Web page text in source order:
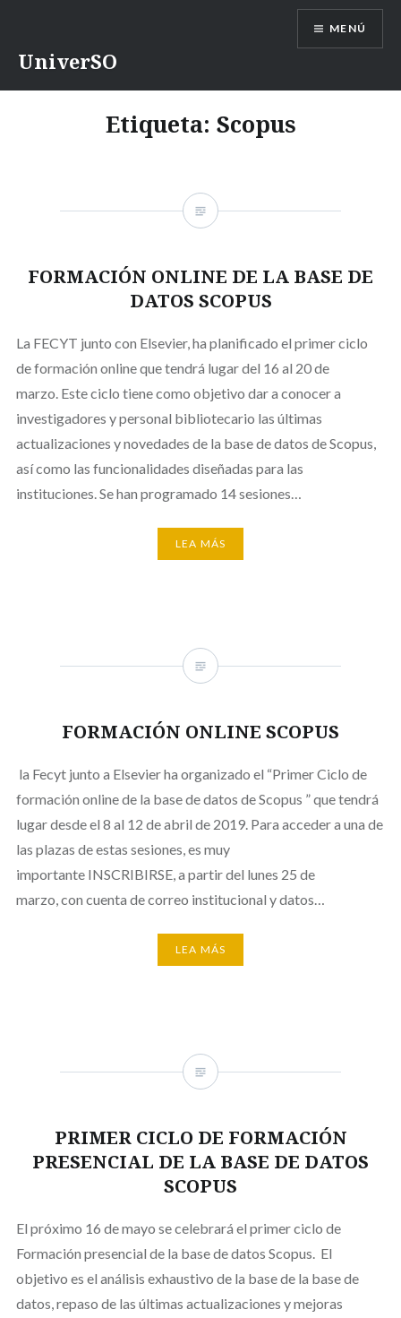
UniverSO
MENÚ
Etiqueta: Scopus
FORMACIÓN ONLINE DE LA BASE DE
DATOS SCOPUS
La FECYT junto con Elsevier, ha planificado el primer ciclo
de formación online que tendrá lugar del 16 al 20 de
marzo. Este ciclo tiene como objetivo dar a conocer a
investigadores y personal bibliotecario las últimas
actualizaciones y novedades de la base de datos de Scopus,
así como las funcionalidades diseñadas para las
instituciones. Se han programado 14 sesiones…
LEA MÁS
FORMACIÓN ONLINE SCOPUS
la Fecyt junto a Elsevier ha organizado el “Primer Ciclo de
formación online de la base de datos de Scopus ” que tendrá
lugar desde el 8 al 12 de abril de 2019. Para acceder a una de
las plazas de estas sesiones, es muy
importante INSCRIBIRSE, a partir del lunes 25 de
marzo, con cuenta de correo institucional y datos…
LEA MÁS
PRIMER CICLO DE FORMACIÓN
PRESENCIAL DE LA BASE DE DATOS
SCOPUS
El próximo 16 de mayo se celebrará el primer ciclo de
Formación presencial de la base de datos Scopus. El
objetivo es el análisis exhaustivo de la base de la base de
datos, repaso de las últimas actualizaciones y mejoras